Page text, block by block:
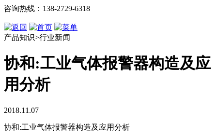
咨询热线：138-2729-6318
产品知识>行业新闻
协和:工业气体报警器构造及应
用分析
2018.11.07
协和:工业气体报警器构造及应用分析